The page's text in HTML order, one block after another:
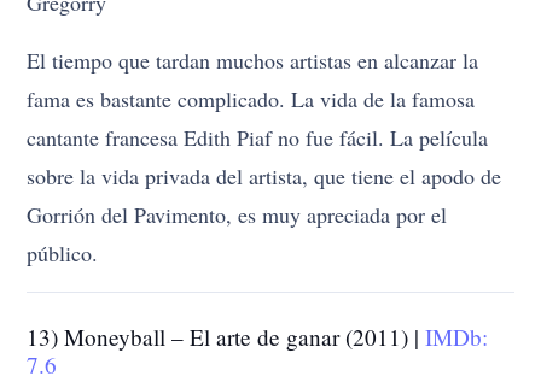
El tiempo que tardan muchos artistas en alcanzar la
fama es bastante complicado. La vida de la famosa
cantante francesa Edith Piaf no fue fácil. La película
sobre la vida privada del artista, que tiene el apodo de
Gorrión del Pavimento, es muy apreciada por el
público.
13) Moneyball – El arte de ganar (2011) |IMDb:
7.6